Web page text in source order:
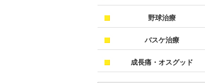
野球治療
バスケ治療
成長痛・オスグッド